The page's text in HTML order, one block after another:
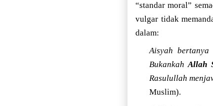
“standar moral”
vulgar tidak
dalam:
Aisyah bertanya
BukankahAllah
Rasulullah
Muslim).